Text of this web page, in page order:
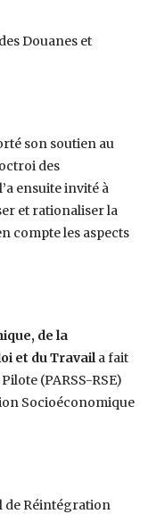
Douanes et
son soutien au
des
ensuite invité à
et rationaliser la
compte les aspects
de la
et du Travail a fait
(PARSS-RSE)
Socioéconomique
de Réintégration